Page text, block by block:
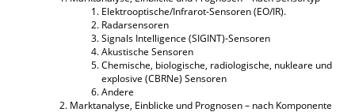
Elektrooptische/Infrarot-Sensoren (EO/IR).
Radarsensoren
Signals Intelligence (SIGINT)-Sensoren
Akustische Sensoren
Chemische, biologische, radiologische, nukleare und
explosive (CBRNe) Sensoren
Andere
Marktanalyse, Einblicke und Prognosen – nach Komponente